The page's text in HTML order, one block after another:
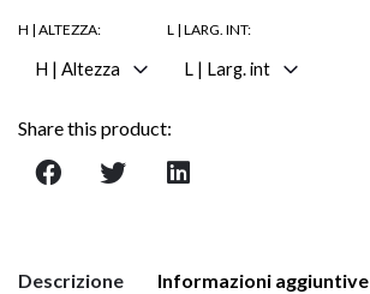
H | ALTEZZA:
H | Altezza
L | LARG. INT:
L | Larg. int
Share this product:
Descrizione Informazioni aggiuntive